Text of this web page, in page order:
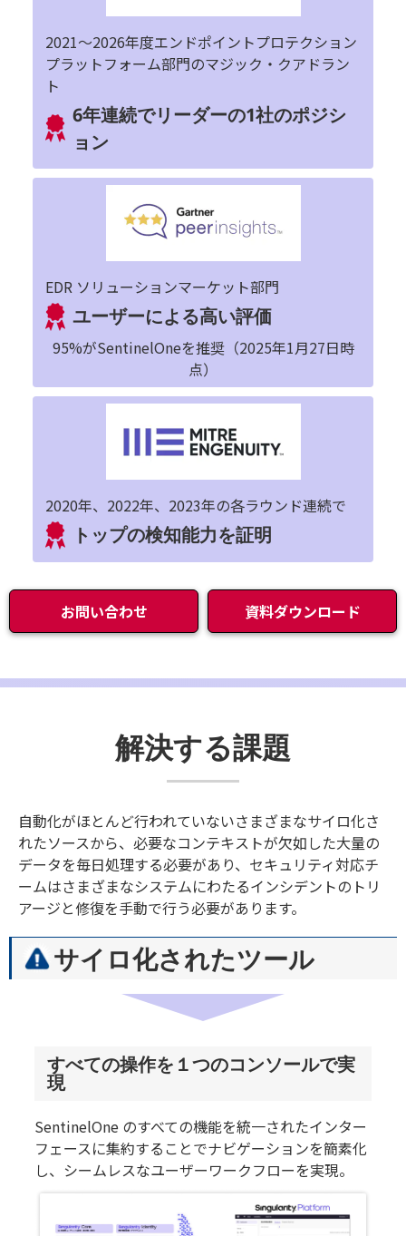
2021～2026年度エンドポイントプロテクション
プラットフォーム部門のマジック・クアドラン
ト
6年連続でリーダーの1社のポジシ
ョン
EDR ソリューションマーケット部門
ユーザーによる高い評価
95%がSentinelOneを推奨（2025年1月27日時
点）
2020年、2022年、2023年の各ラウンド連続で
トップの検知能力を証明
お問い合わせ 資料ダウンロード
解決する課題
自動化がほとんど行われていないさまざまなサイロ化さ
れたソースから、必要なコンテキストが欠如した大量の
データを毎日処理する必要があり、セキュリティ対応チ
ームはさまざまなシステムにわたるインシデントのトリ
アージと修復を手動で行う必要があります。
サイロ化されたツール
すべての操作を１つのコンソールで実
現
SentinelOne のすべての機能を統一されたインター
フェースに集約することでナビゲーションを簡素化
し、シームレスなユーザーワークフローを実現。